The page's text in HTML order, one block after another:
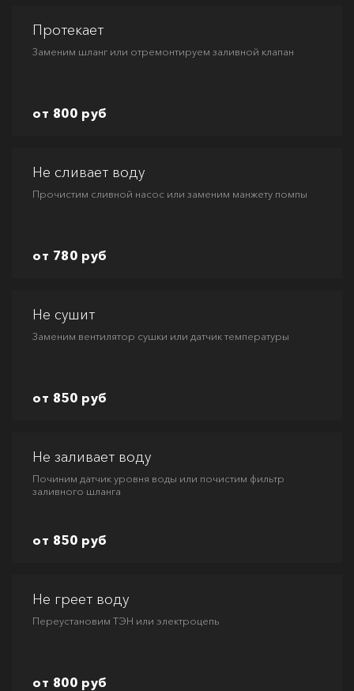
Протекает
Заменим шланг или отремонтируем заливной клапан
от 800 руб
Не сливает воду
Прочистим сливной насос или заменим манжету помпы
от 780 руб
Не сушит
Заменим вентилятор сушки или датчик температуры
от 850 руб
Не заливает воду
Починим датчик уровня воды или почистим фильтр
заливного шланга
от 850 руб
Не греет воду
Переустановим ТЭН или электроцепь
от 800 руб